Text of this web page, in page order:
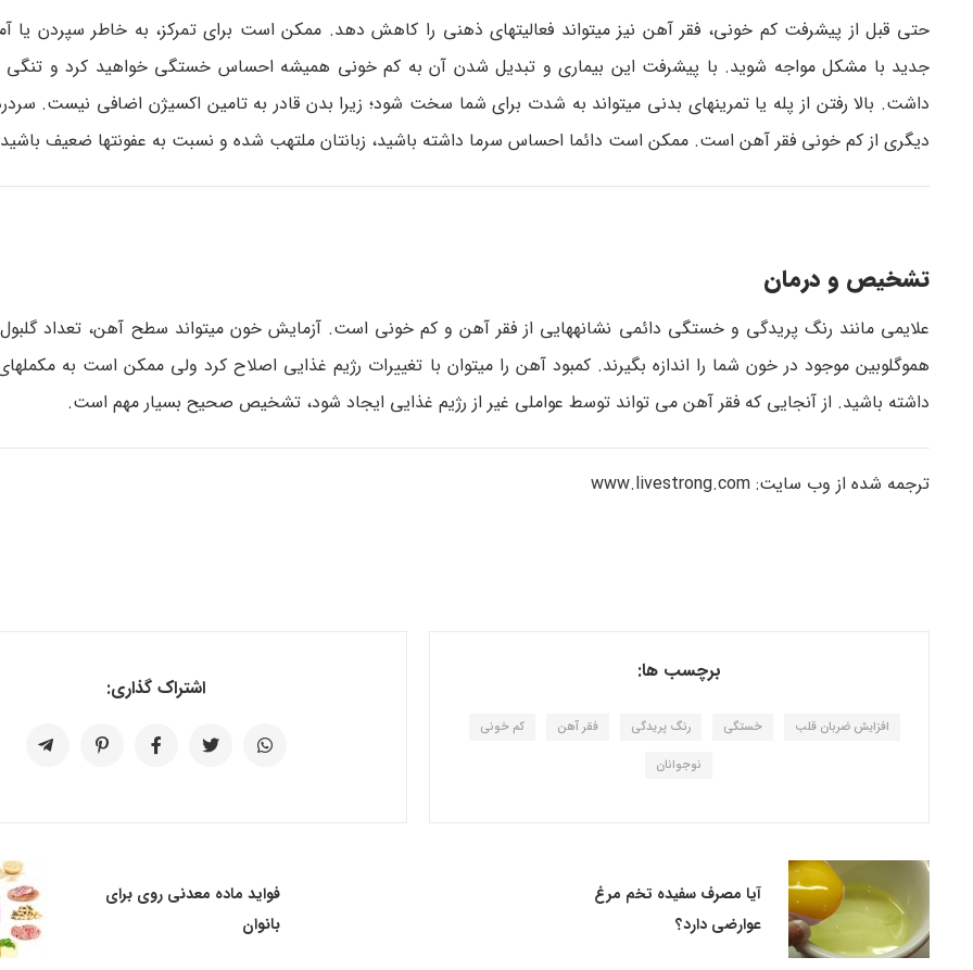
حتی قبل از پیشرفت کم خونی، فقر آهن نیز می­تواند فعالیت­های ذهنی را کاهش دهد. ممکن است برای تمرکز، به خاطر سپردن یا
جدید با مشکل مواجه شوید. با پیشرفت این بیماری و تبدیل شدن آن به کم خونی همیشه احساس خستگی خواهید کرد و
داشت. بالا رفتن از پله­ یا تمرین­های بدنی می­تواند به شدت برای شما سخت شود؛ زیرا بدن قادر به تامین اکسیژن اضافی نیست.
دیگری از کم خونی فقر آهن است. ممکن است دائما احساس سرما داشته باشید، زبانتان ملتهب شده و نسبت به عفونت­ها ضعیف
تشخیص و درمان
علایمی مانند رنگ پریدگی و خستگی دائمی نشانه­هایی از فقر آهن و کم خونی است. آزمایش خون می­تواند سطح آهن، تعداد گلبول
هموگلوبین موجود در خون شما را اندازه بگیرند. کمبود آهن را می­توان با تغییرات رژیم غذایی اصلاح کرد ولی ممکن است به
داشته باشید. از آنجایی که فقر آهن می تواند توسط عواملی غیر از رژیم غذایی ایجاد شود، تشخیص صحیح بسیار مهم است.
ترجمه شده از وب سایت: www.livestrong.com
برچسب ها:
افزایش ضربان قلب خستگی رنگ پریدگی فقر آهن کم خونی
نوجوانان
اشتراک گذاری:
آیا مصرف سفیده تخم مرغ
عوارضی دارد؟
فواید ماده معدنی روی برای
بانوان